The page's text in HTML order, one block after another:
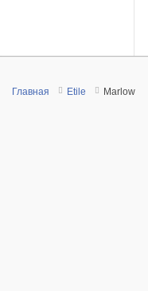
Главная Etile Marlow